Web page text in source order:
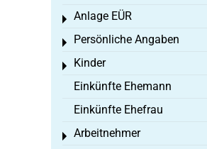
Anlage EÜR
Toggle menu
Persönliche Angaben
Toggle menu
Kinder
Toggle menu
Einkünfte Ehemann
Einkünfte Ehefrau
Arbeitnehmer
Toggle menu